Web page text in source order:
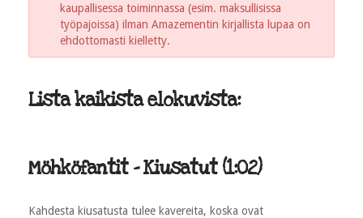
kaupallisessa toiminnassa (esim. maksullisissa
työpajoissa) ilman Amazementin kirjallista lupaa on
ehdottomasti kielletty.
Lista kaikista elokuvista:
Möhköfantit - Kiusatut (1:02)
Kahdesta kiusatusta tulee kavereita, koska ovat